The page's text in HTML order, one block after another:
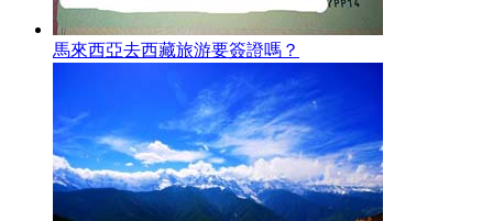
馬來西亞去西藏旅游要簽證嗎？